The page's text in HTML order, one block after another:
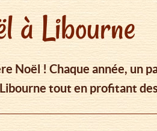
à Libourne
Noël ! Chaque année, un
tout en profitant